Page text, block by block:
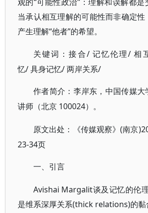
当承认相互理解的可能性而非确定性
产生理解“他者”的希望。
关键词：接合/ 记忆伦理/ 相
忆/ 具身记忆/ 两岸关系/
作者简介：李岸东，中国传媒大
讲师（北京 100024）。
原文出处：《传媒观察》(南京
23-34页
一、引言
Avishai Margalit谈及记忆的伦
是维系深厚关系(thick relations)的黏